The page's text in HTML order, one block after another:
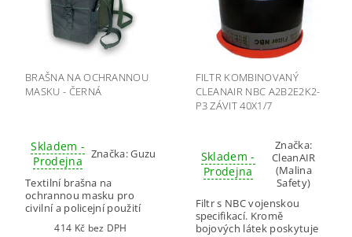
BRAŠNA NA OCHRANNOU
MASKU - ČERNÁ
Skladem -
Prodejna
Značka:Guzu
Textilní brašna na
ochrannou masku pro
civilní a policejní použití
414 Kč bez DPH
FILTR KOMBINOVANÝ
CLEANAIR NBC A2B2E2K2-
P3 ZÁVIT 40X1/7
Skladem -
Prodejna
Značka:
CleanAIR
(Malina
Safety)
Filtr s NBC vojenskou
specifikací. Kromě
bojových látek poskytuje